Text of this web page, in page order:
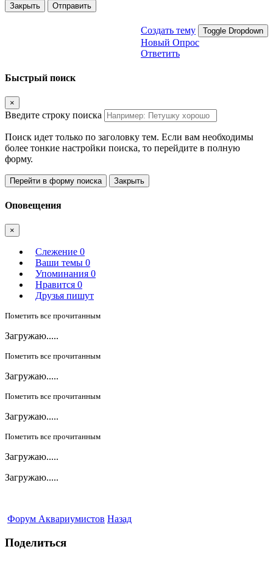
Закрыть Отправить
Создать тему Toggle Dropdown
Новый Опрос
Ответить
Быстрый поиск
×
Введите строку поиска
Поиск идет только по заголовку тем. Если вам необходимы
более тонкие настройки поиска, то перейдите в полную
форму.
Перейти в форму поиска Закрыть
Оповещения
×
Слежение 0
Ваши темы 0
Упоминания 0
Нравится 0
Друзья пишут
Пометить все прочитанным
Загружаю.....
Пометить все прочитанным
Загружаю.....
Пометить все прочитанным
Загружаю.....
Пометить все прочитанным
Загружаю.....
Загружаю.....
Форум Аквариумистов Назад
Поделиться